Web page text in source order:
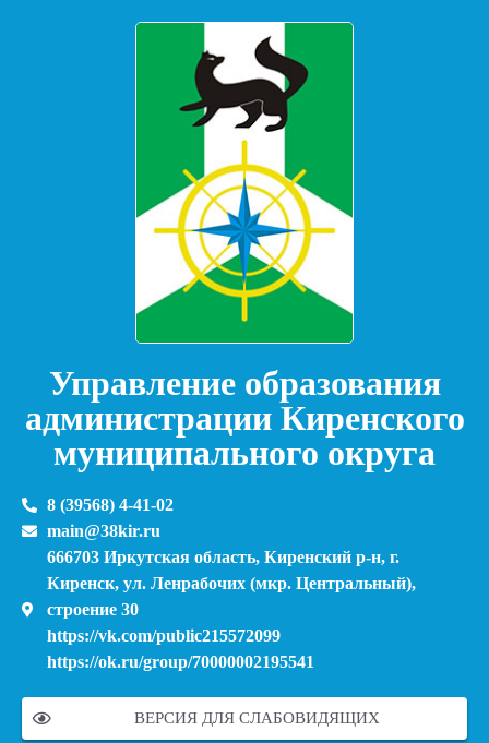
Управление образования
администрации Киренского
муниципального округа
8 (39568) 4-41-02
main@38kir.ru
666703 Иркутская область, Киренский р-н, г.
Киренск, ул. Ленрабочих (мкр. Центральный),
строение 30
https://vk.com/public215572099
https://ok.ru/group/70000002195541
ВЕРСИЯ ДЛЯ СЛАБОВИДЯЩИХ